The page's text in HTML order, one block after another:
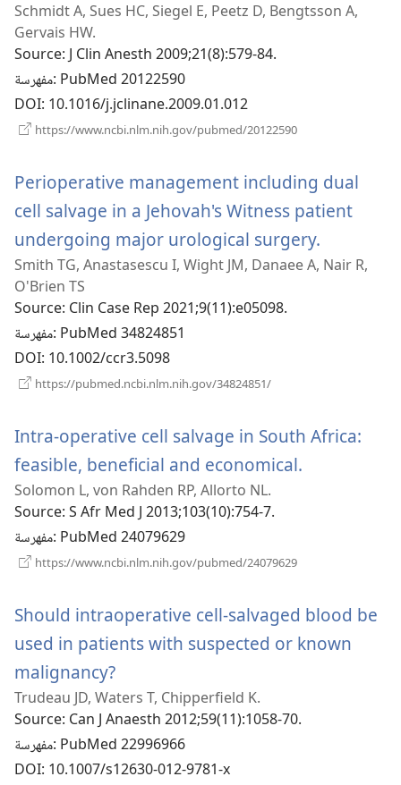
نافذة
جديدة)
Schmidt A, Sues HC, Siegel E, Peetz D, Bengtsson A,
Gervais HW.
Source‎: J Clin Anesth 2009;21(8):579-84.
مفهرسة‎: PubMed 20122590
DOI‎: 10.1016/j.jclinane.2009.01.012
https://www.ncbi.nlm.nih.gov/pubmed/20122590
Perioperative management including dual
cell salvage in a Jehovah's Witness patient
undergoing major urological surgery.
نافذة
Smith TG, Anastasescu I, Wight JM, Danaee A, Nair R,
O'Brien TS
Source‎: Clin Case Rep 2021;9(11):e05098.
مفهرسة‎: PubMed 34824851
DOI‎: 10.1002/ccr3.5098
https://pubmed.ncbi.nlm.nih.gov/34824851/
Intra-operative cell salvage in South Africa:
feasible, beneficial and economical.
Solomon L, von Rahden RP, Allorto NL.
Source‎: S Afr Med J 2013;103(10):754-7.
مفهرسة‎: PubMed 24079629
https://www.ncbi.nlm.nih.gov/pubmed/24079629
Should intraoperative cell-salvaged blood be
used in patients with suspected or known
malignancy?
نافذة
جديدة)
Trudeau JD, Waters T, Chipperfield K.
Source‎: Can J Anaesth 2012;59(11):1058-70.
مفهرسة‎: PubMed 22996966
DOI‎: 10.1007/s12630-012-9781-x